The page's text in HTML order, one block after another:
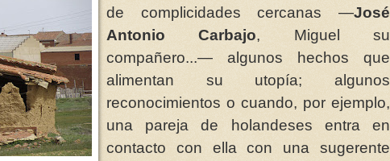
de complicidades cercanas —José
Antonio Carbajo, Miguel su
compañero...— algunos hechos que
alimentan su utopía; algunos
reconocimientos o cuando, por ejemplo,
una pareja de holandeses entra en
contacto con ella con una sugerente